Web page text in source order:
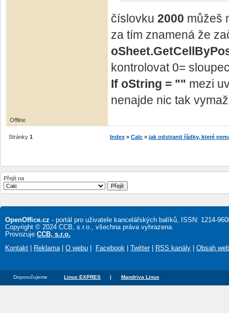
číslovku 2000 můžeš
za tím znamená že
kontrolovat 0=
If oString = "" mezi
nenajde nic tak
Offline
Stránky 1 Index » Calc » jak odstranit řádky, které
Přejít na
OpenOffice.cz - portál pro uživatele kancelářských balíků, ISSN: 1214-
Copyright © 2024 CCB, s.r.o., všechna práva vyhrazena.
Provozuje CCB, s.r.o.
Kontakt
Reklama| O webu Facebook Twitter| RSS kanály Obsah
Doporučujeme Linux EXPRES | Mandriva Linux